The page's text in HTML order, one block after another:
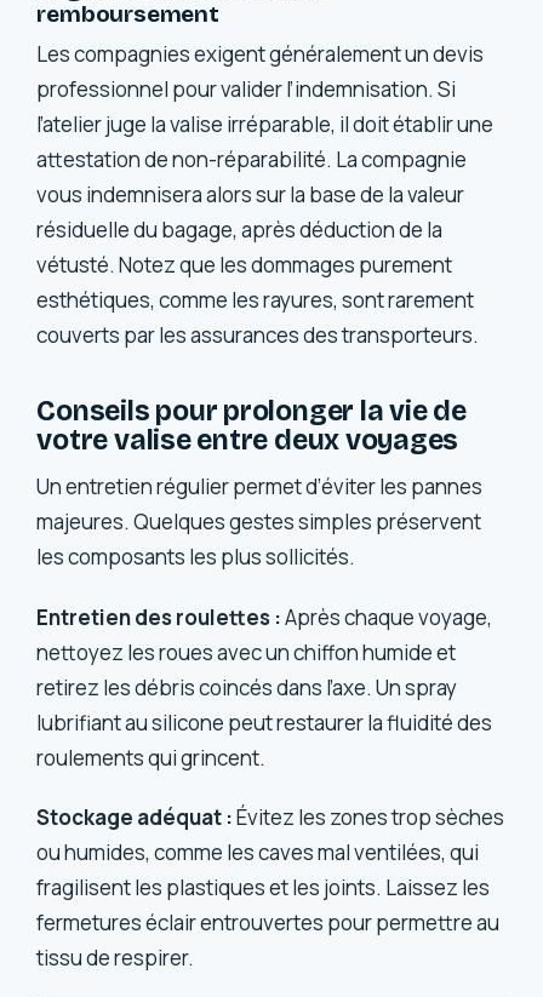
remboursement
Les compagnies exigent généralement un devis
professionnel pour valider l’indemnisation. Si
l’atelier juge la valise irréparable, il doit établir une
attestation de non-réparabilité. La compagnie
vous indemnisera alors sur la base de la valeur
résiduelle du bagage, après déduction de la
vétusté. Notez que les dommages purement
esthétiques, comme les rayures, sont rarement
couverts par les assurances des transporteurs.
Conseils pour prolonger la vie de
votre valise entre deux voyages
Un entretien régulier permet d’éviter les pannes
majeures. Quelques gestes simples préservent
les composants les plus sollicités.
Entretien des roulettes :Après chaque voyage,
nettoyez les roues avec un chiffon humide et
retirez les débris coincés dans l’axe. Un spray
lubrifiant au silicone peut restaurer la fluidité des
roulements qui grincent.
Stockage adéquat :Évitez les zones trop sèches
ou humides, comme les caves mal ventilées, qui
fragilisent les plastiques et les joints. Laissez les
fermetures éclair entrouvertes pour permettre au
tissu de respirer.